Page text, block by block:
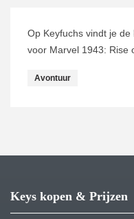
Op Keyfuchs vindt je
voor Marvel 1943: Rise
Avontuur
Keys kopen & Prijzen